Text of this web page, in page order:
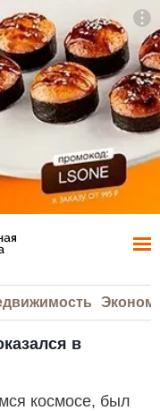
в
космосе, был